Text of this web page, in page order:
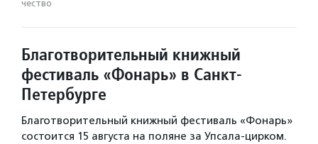
чест­во
Благотворительный книжный
фестиваль «Фонарь» в Санкт-
Петербурге
Благотворительный книжный фестиваль «Фонарь»
состоится 15 августа на поляне за Упсала-цирком.